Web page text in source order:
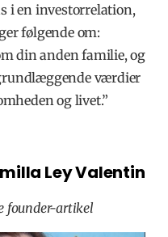
i en investorrelation,
følgende om:
din anden familie, og
værdier
og livet.”
Ley Valentin
founder-artikel